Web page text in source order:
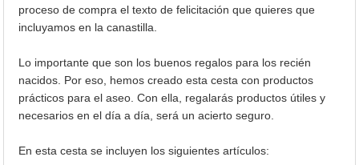
proceso de compra el texto de felicitación que quieres que
incluyamos en la canastilla.
Lo importante que son los buenos regalos para los recién
nacidos. Por eso, hemos creado esta cesta con productos
prácticos para el aseo. Con ella, regalarás productos útiles y
necesarios en el día a día, será un acierto seguro.
En esta cesta se incluyen los siguientes artículos: